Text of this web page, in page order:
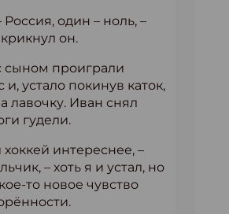
Россия, один – ноль, –
он.
сыном проиграли
и, устало покинув каток,
лавочку. Иван снял
гудели.
интереснее, –
– хоть я и устал, но
то новое чувство